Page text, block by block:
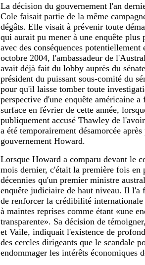
La décision du gouvernement l'an
Cole faisait partie de la même
dégâts. Elle visait à prévenir toute
qui aurait pu mener à une enquête
avec des conséquences potentiellement
octobre 2004, l'ambassadeur de
avait déjà fait du lobby auprès du
président du puissant sous-comité du
pour qu'il laisse tomber toute
perspective d'une enquête américaine a
surface en février de cette année,
publiquement accusé Thawley de
a été temporairement désamorcée
gouvernement Howard.
Lorsque Howard a comparu devant le
mois dernier, c'était la première fois en
décennies qu'un premier ministre
enquête judiciaire de haut niveau. Il l'a
de renforcer la crédibilité
à maintes reprises comme étant «une
transparente». Sa décision de
et Vaile, indiquait l'existence de
des cercles dirigeants que le scandale
endommager les intérêts économiques